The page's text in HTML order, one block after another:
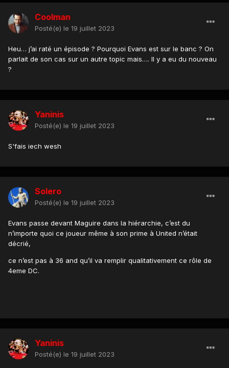
Coolman
Posté(e) le 19 juillet 2023
Heu… j’ai raté un épisode ? Pourquoi Evans est sur le banc ? On
parlait de son cas sur un autre topic mais…. Il y a eu du nouveau
?
Yaninis
Posté(e) le 19 juillet 2023
S'fais iech wesh
Solero
Posté(e) le 19 juillet 2023
Evans passe devant Maguire dans la hiérarchie, c’est du
n’importe quoi ce joueur même à son prime à United n’était
décrié,
ce n’est pas à 36 and qu’il va remplir qualitativement ce rôle de
4eme DC.
Yaninis
Posté(e) le 19 juillet 2023